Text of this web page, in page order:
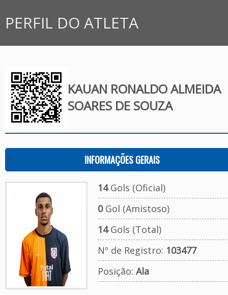
PERFIL DO ATLETA
KAUAN RONALDO ALMEIDA
SOARES DE SOUZA
INFORMAÇÕES GERAIS
14Gols (Oficial)
0Gol (Amistoso)
14Gols (Total)
Nº de Registro: 103477
Posição: Ala